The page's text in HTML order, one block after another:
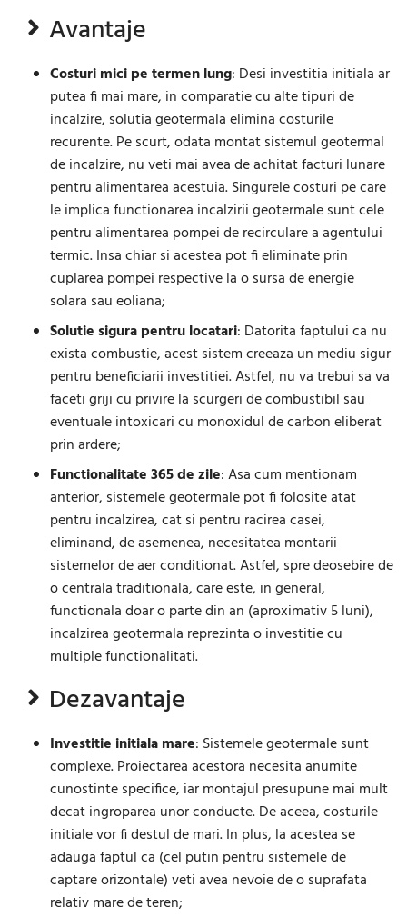
Avantaje
Costuri mici pe termen lung: Desi investitia initiala ar
putea fi mai mare, in comparatie cu alte tipuri de
incalzire, solutia geotermala elimina costurile
recurente. Pe scurt, odata montat sistemul geotermal
de incalzire, nu veti mai avea de achitat facturi lunare
pentru alimentarea acestuia. Singurele costuri pe care
le implica functionarea incalzirii geotermale sunt cele
pentru alimentarea pompei de recirculare a agentului
termic. Insa chiar si acestea pot fi eliminate prin
cuplarea pompei respective la o sursa de energie
solara sau eoliana;
Solutie sigura pentru locatari: Datorita faptului ca nu
exista combustie, acest sistem creeaza un mediu sigur
pentru beneficiarii investitiei. Astfel, nu va trebui sa va
faceti griji cu privire la scurgeri de combustibil sau
eventuale intoxicari cu monoxidul de carbon eliberat
prin ardere;
Functionalitate 365 de zile: Asa cum mentionam
anterior, sistemele geotermale pot fi folosite atat
pentru incalzirea, cat si pentru racirea casei,
eliminand, de asemenea, necesitatea montarii
sistemelor de aer conditionat. Astfel, spre deosebire de
o centrala traditionala, care este, in general,
functionala doar o parte din an (aproximativ 5 luni),
incalzirea geotermala reprezinta o investitie cu
multiple functionalitati.
Dezavantaje
Investitie initiala mare: Sistemele geotermale sunt
complexe. Proiectarea acestora necesita anumite
cunostinte specifice, iar montajul presupune mai mult
decat ingroparea unor conducte. De aceea, costurile
initiale vor fi destul de mari. In plus, la acestea se
adauga faptul ca (cel putin pentru sistemele de
captare orizontale) veti avea nevoie de o suprafata
relativ mare de teren;